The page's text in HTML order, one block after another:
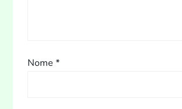
t
Nome*